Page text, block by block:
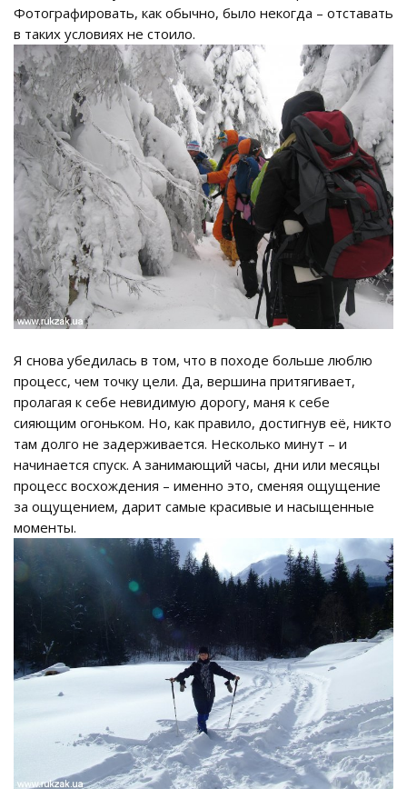
Фотографировать, как обычно, было некогда – отставать
в таких условиях не стоило.
Я снова убедилась в том, что в походе больше люблю
процесс, чем точку цели. Да, вершина притягивает,
пролагая к себе невидимую дорогу, маня к себе
сияющим огоньком. Но, как правило, достигнув её, никто
там долго не задерживается. Несколько минут – и
начинается спуск. А занимающий часы, дни или месяцы
процесс восхождения – именно это, сменяя ощущение
за ощущением, дарит самые красивые и насыщенные
моменты.